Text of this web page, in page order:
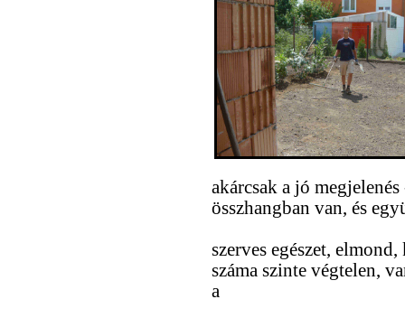
akárcsak a jó
összhangban van, és
szerves egészet,
száma szinte végtelen,
a